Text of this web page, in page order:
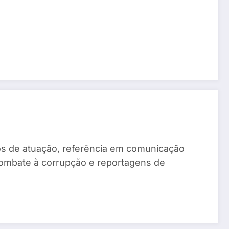
de atuação, referência em comunicação
à corrupção e reportagens de